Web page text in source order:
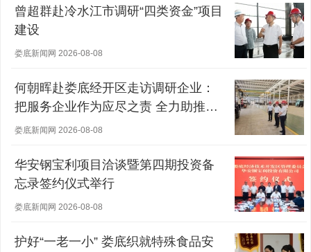
曾超群赴冷水江市调研“四类资金”项目
建设
娄底新闻网 2026-08-08
何朝晖赴娄底经开区走访调研企业：
把服务企业作为应尽之责 全力助推经
营主体稳健发展
娄底新闻网 2026-08-08
华安钢宝利项目洽谈暨第四期投资备
忘录签约仪式举行
娄底新闻网 2026-08-08
护好“一老一小” 娄底织就特殊食品安